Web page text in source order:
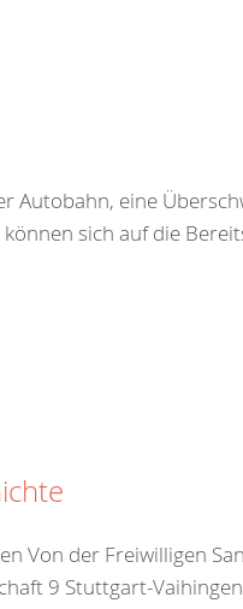
Autobahn, eine
sich auf die
Von der Freiwilligen
9 Stuttgart-